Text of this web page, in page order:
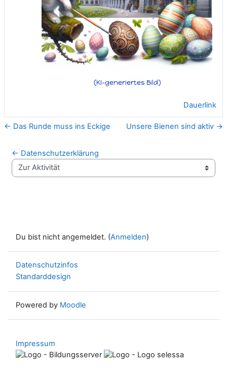
(KI-generiertes Bild)
Dauerlink
← Das Runde muss ins Eckige Unsere Bienen sind aktiv →
← Datenschutzerklärung
Zur Aktivität
Du bist nicht angemeldet. (Anmelden)
Datenschutzinfos
Standarddesign
Powered by Moodle
Impressum